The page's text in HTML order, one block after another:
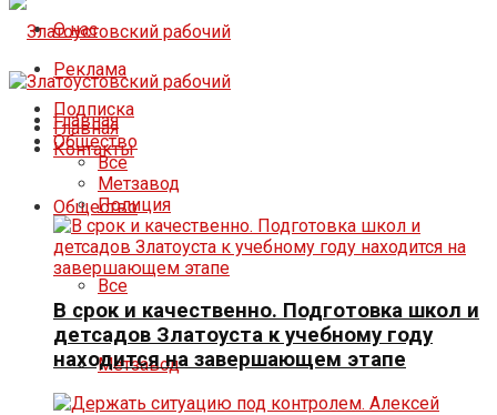
О нас
Реклама
Подписка
Контакты
Главная
Общество
Все
Метзавод
Главная
Общество
Все
Метзавод
Полиция
В срок и качественно. Подготовка школ и
детсадов Златоуста к учебному году
находится на завершающем этапе